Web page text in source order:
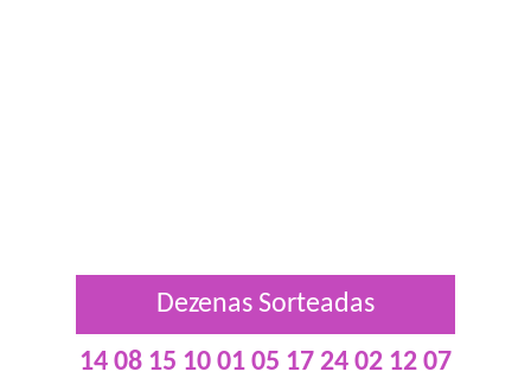
Dezenas Sorteadas
14 08 15 10 01 05 17 24 02 12 07